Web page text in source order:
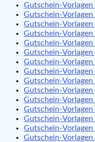
Gutschein-
Gutschein-Vorlagen
Gutschein-Vorlagen
Gutschein-Vorlagen
Gutschein-
Gutschein-Vorlagen
Gutschein-Vorlagen
Gutschein-Vorlagen
Gutschein-Vorlagen
Gutschein-Vorlagen
Gutschein-Vorlagen
Gutschein-Vorlagen
Gutschein-
Gutschein-Vorlagen
Gutschein-Vorlagen